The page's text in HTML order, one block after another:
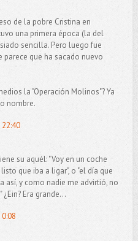
de la pobre Cristina en
una primera época (la del
sencilla. Pero luego fue
parece que ha sacado nuevo
la "Operación Molinos"? Ya
nombre.
su aquél: "Voy en un coche
que iba a ligar", o "el día que
así, y como nadie me advirtió, no
Era grande...